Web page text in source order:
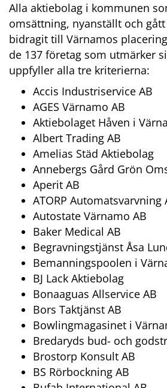
Alla aktiebolag i kommunen
omsättning, nyanställt och
bidragit till Värnamos
de 137 företag som utmärker
uppfyller alla tre kriterierna:
Accis Industriservice AB
AGES Värnamo AB
Aktiebolaget Håven i
Albert Trading AB
Amelias Städ Aktiebolag
Annebergs Gård Grön
Aperit AB
ATORP Automatsvarvning
Autostate Värnamo AB
Baker Medical AB
Begravningstjänst Åsa
Bemanningspoolen i
BJ Lack Aktiebolag
Bonaaguas Allservice AB
Bors Taktjänst AB
Bowlingmagasinet i
Bredaryds bud- och
Brostorp Konsult AB
BS Rörbockning AB